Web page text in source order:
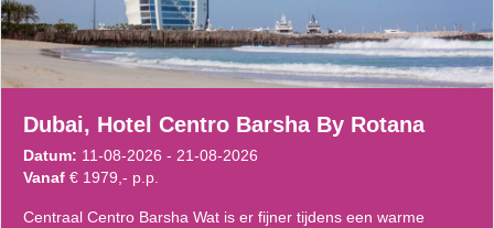
Dubai, Hotel Centro Barsha By Rotana
Datum: 11-08-2026 - 21-08-2026
Vanaf € 1979,- p.p.
Centraal Centro Barsha Wat is er fijner tijdens een warme